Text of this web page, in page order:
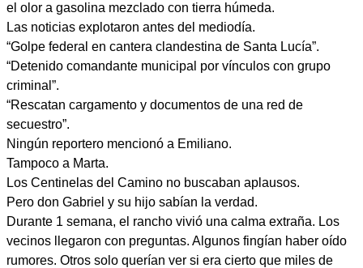
el olor a gasolina mezclado con tierra húmeda.
Las noticias explotaron antes del mediodía.
“Golpe federal en cantera clandestina de Santa Lucía”.
“Detenido comandante municipal por vínculos con grupo
criminal”.
“Rescatan cargamento y documentos de una red de
secuestro”.
Ningún reportero mencionó a Emiliano.
Tampoco a Marta.
Los Centinelas del Camino no buscaban aplausos.
Pero don Gabriel y su hijo sabían la verdad.
Durante 1 semana, el rancho vivió una calma extraña. Los
vecinos llegaron con preguntas. Algunos fingían haber oído
rumores. Otros solo querían ver si era cierto que miles de